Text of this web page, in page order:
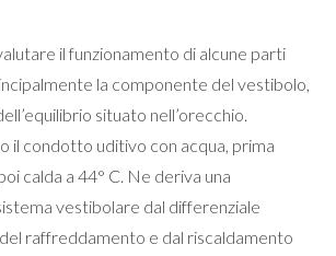
il funzionamento di alcune parti
la componente del vestibolo,
situato nell’orecchio.
il condotto uditivo con acqua, prima
calda a 44° C. Ne deriva una
vestibolare dal differenziale
raffreddamento e dal riscaldamento